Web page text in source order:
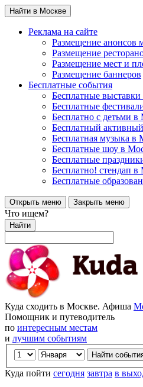
Найти в Москве
Реклама на сайте
Размещение анонсов
Размещение
Размещение мест и
Размещение баннеров
Бесплатные события
Бесплатные
Бесплатные
Бесплатно с детьми в
Бесплатный
Бесплатная музыка в
Бесплатные шоу в
Бесплатные
Бесплатно! стендап в
Бесплатные
Открыть меню Закрыть меню
Что ищем?
Найти
Куда сходить в Москве. Афиша
Помощник и путеводитель
по интересным местам
и лучшим событиям
Куда пойти сегодня завтра в